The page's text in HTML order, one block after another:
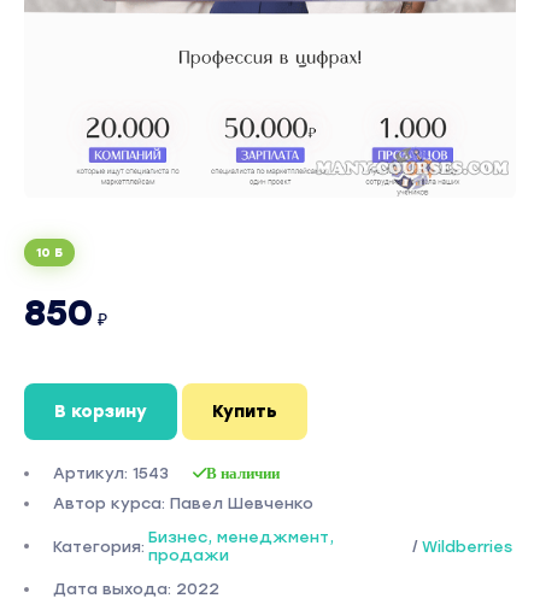
10 Б
850 ₽
В корзину Купить
Артикул: 1543 В наличии
Автор курса: Павел Шевченко
Категория: Бизнес, менеджмент,
продажи
/ Wildberries
Дата выхода: 2022